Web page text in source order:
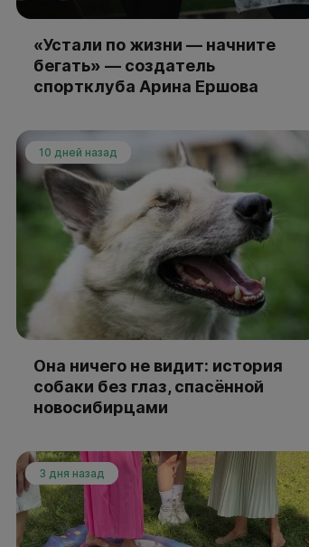
«Устали по жизни — начните
бегать» — создатель
спортклуба Арина Ершова
10 дней назад
Она ничего не видит: история
собаки без глаз, спасённой
новосибирцами
3 дня назад